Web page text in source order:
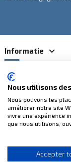
Informatie
Categorieën
Contacteer ons
Nous utilisons
Nous pouvons les
améliorer notre site
vivre une expérience
que nous utilisons,
Accepter